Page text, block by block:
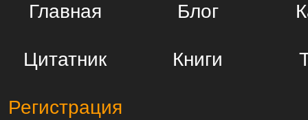
Главная Блог
Цитатник Книги
Регистрация